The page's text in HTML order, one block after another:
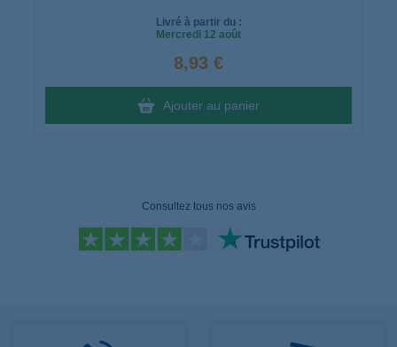
Livré à partir du :
Mercredi 12 août
8,93 €
Ajouter au panier
Consultez tous nos avis